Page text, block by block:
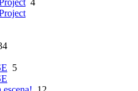
4
5